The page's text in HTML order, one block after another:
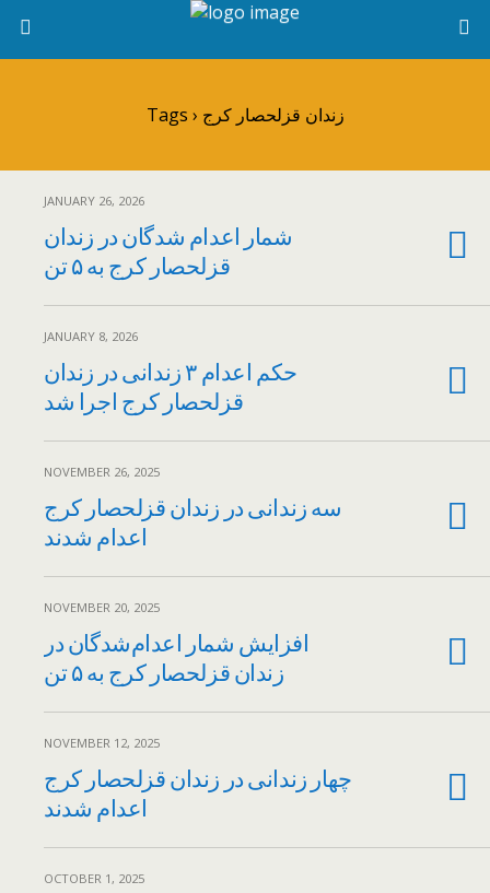
Tags › زندان قزلحصار کرج
JANUARY 26, 2026
شمار اعدام شدگان در زندان
قزلحصار کرج به ۵ تن
JANUARY 8, 2026
حکم اعدام ۳ زندانی در زندان
قزلحصار کرج اجرا شد
NOVEMBER 26, 2025
سه زندانی در زندان قزلحصار کرج
اعدام شدند
NOVEMBER 20, 2025
افزایش شمار اعدام‌شدگان در
زندان قزلحصار کرج به ۵ تن
NOVEMBER 12, 2025
چهار زندانی در زندان قزلحصار کرج
اعدام شدند
OCTOBER 1, 2025